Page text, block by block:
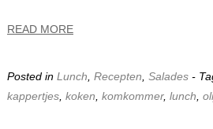
READ MORE
Posted in Lunch Recepten Salades -
kappertjes koken komkommer, lunch